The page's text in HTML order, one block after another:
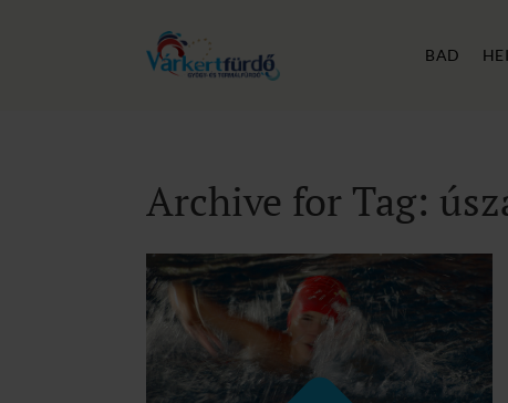
BAD
Archive for Tag: